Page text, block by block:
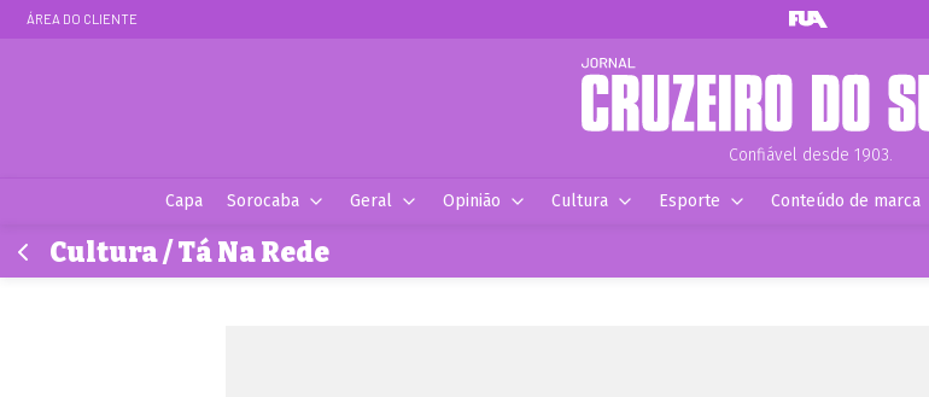
ÁREA DO CLIENTE
Confiável desde 1903.
Capa Sorocaba Geral Opinião Cultura Esporte Conteúdo de marca
Cultura / Tá Na Rede